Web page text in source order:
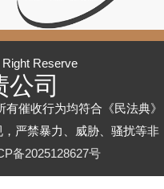
Reserve
公司
催收行为均符合《民法典》
，严禁暴力、威胁、骚扰等非
备2025128627号